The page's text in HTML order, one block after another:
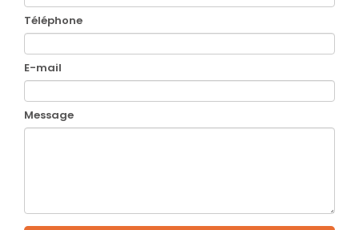
Téléphone
E-mail
Message